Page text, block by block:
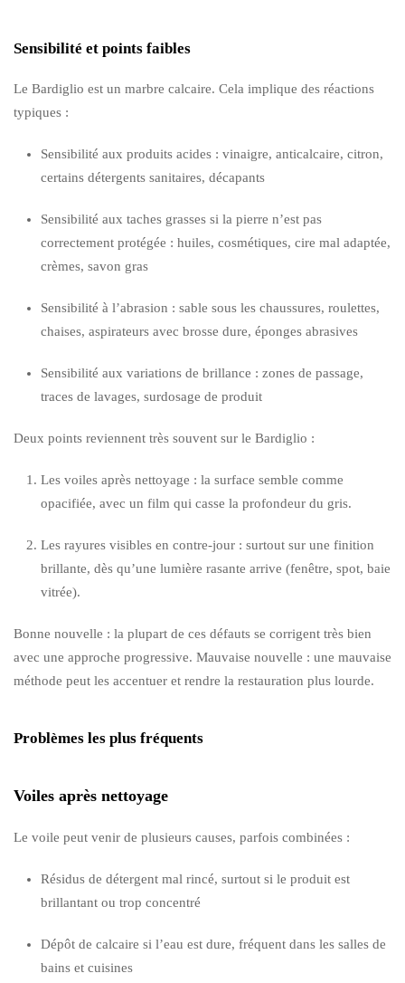
Sensibilité et points faibles
Le Bardiglio est un marbre calcaire. Cela implique des réactions
typiques :
Sensibilité aux produits acides : vinaigre, anticalcaire, citron,
certains détergents sanitaires, décapants
Sensibilité aux taches grasses si la pierre n’est pas
correctement protégée : huiles, cosmétiques, cire mal adaptée,
crèmes, savon gras
Sensibilité à l’abrasion : sable sous les chaussures, roulettes,
chaises, aspirateurs avec brosse dure, éponges abrasives
Sensibilité aux variations de brillance : zones de passage,
traces de lavages, surdosage de produit
Deux points reviennent très souvent sur le Bardiglio :
Les voiles après nettoyage : la surface semble comme
opacifiée, avec un film qui casse la profondeur du gris.
Les rayures visibles en contre-jour : surtout sur une finition
brillante, dès qu’une lumière rasante arrive (fenêtre, spot, baie
vitrée).
Bonne nouvelle : la plupart de ces défauts se corrigent très bien
avec une approche progressive. Mauvaise nouvelle : une mauvaise
méthode peut les accentuer et rendre la restauration plus lourde.
Problèmes les plus fréquents
Voiles après nettoyage
Le voile peut venir de plusieurs causes, parfois combinées :
Résidus de détergent mal rincé, surtout si le produit est
brillantant ou trop concentré
Dépôt de calcaire si l’eau est dure, fréquent dans les salles de
bains et cuisines